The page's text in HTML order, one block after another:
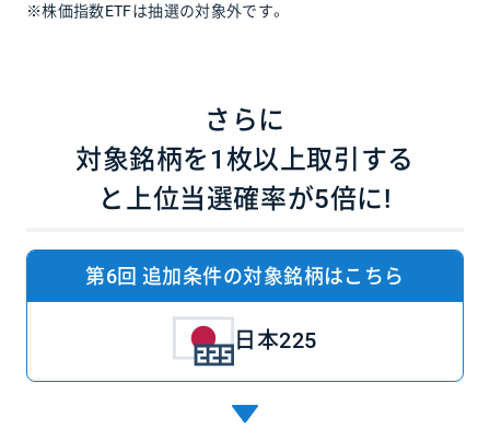
※株価指数ETFは抽選の対象外です。
さらに
対象銘柄を1枚以上取引する
と 上位当選確率が5倍に!
第6回 追加条件の対象銘柄はこちら
日本225